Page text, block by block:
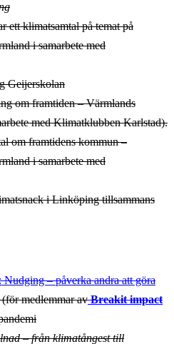
ett klimatsamtal på temat på
i samarbete med
Geijerskolan
om framtiden – Värmlands
med Klimatklubben Karlstad).
om framtidens kommun –
i samarbete med
i Linköping tillsammans
Nudging – påverka andra att göra
medlemmar avBreakit impact
– från klimatångest till